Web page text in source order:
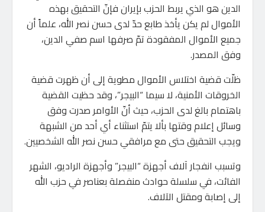
الدين هو الذي يربط الحزب بإيران فإنّ التحقيق بهذه
الأموال لم يكن يأخذ طابع حدّ لدى حسن نصر الله، علماً أن
جميع الأموال المفقودة تمّ صرفها اسم صفي الدين،
وفق المصدر.
ظلّت قضية اختلاس الأموال مطوية إلى أن ظهرت قضية
الخروقات الأمنية، لا سيما “البيجر”، وقد حظيت القضية
باهتمام بالغ لدى الحزب، حيث أنّ الأوامر صدرت وفق
وسائل إعلام وقتها بألا يتمّ استثناء أي أحد من الشبهة
ويجب التحقيق حتى مع مرافقي حسن نصر الله الشخصيين.
وتسبب انفجار آلاف أجهزة “البيجر” وأجهزة الراديو، الشهر
الفائت، في سلسلة حوادث منفصلة بعناصر في حزب الله
إلى إصابة ومقتل الآلاف.